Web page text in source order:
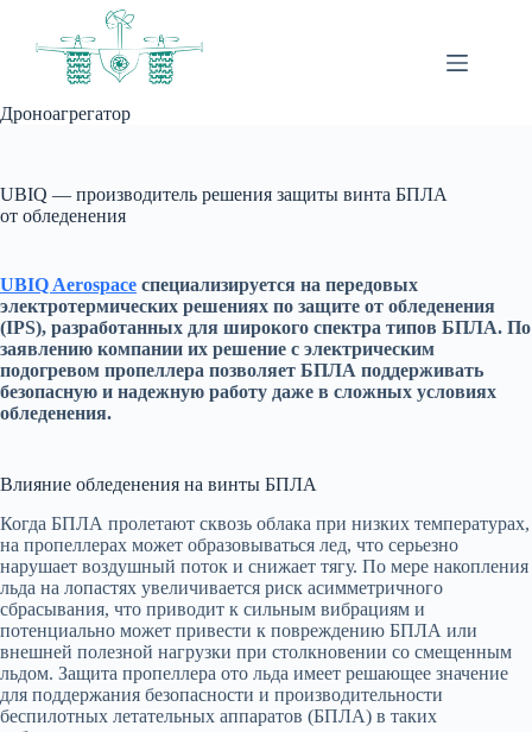
Дроноагрегатор
UBIQ — производитель решения защиты винта БПЛА
от обледенения
UBIQ Aerospace специализируется на передовых
электротермических решениях по защите от обледенения
(IPS), разработанных для широкого спектра типов БПЛА. По
заявлению компании их решение с электрическим
подогревом пропеллера позволяет БПЛА поддерживать
безопасную и надежную работу даже в сложных условиях
обледенения.
Влияние обледенения на винты БПЛА
Когда БПЛА пролетают сквозь облака при низких температурах,
на пропеллерах может образовываться лед, что серьезно
нарушает воздушный поток и снижает тягу. По мере накопления
льда на лопастях увеличивается риск асимметричного
сбрасывания, что приводит к сильным вибрациям и
потенциально может привести к повреждению БПЛА или
внешней полезной нагрузки при столкновении со смещенным
льдом. Защита пропеллера ото льда имеет решающее значение
для поддержания безопасности и производительности
беспилотных летательных аппаратов (БПЛА) в таких